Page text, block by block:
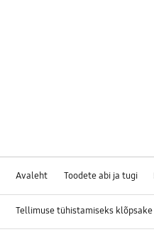
Avaleht Toodete abi ja tugi
Tellimuse tühistamiseks klõpsake